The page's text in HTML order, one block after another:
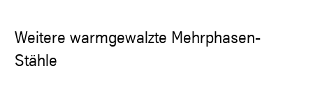
Weitere warmgewalzte Mehrphasen-
Stähle